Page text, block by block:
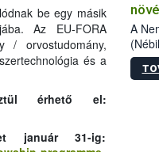
be egy másik
Az EU-FORA
/ orvostudomány,
és a
érhető el:
január 31-ig:
A